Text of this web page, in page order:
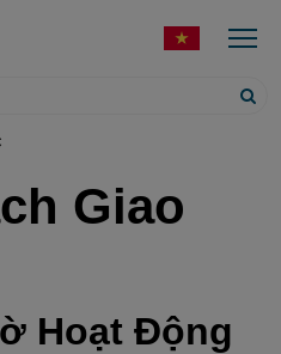
Giao
Hoạt Động